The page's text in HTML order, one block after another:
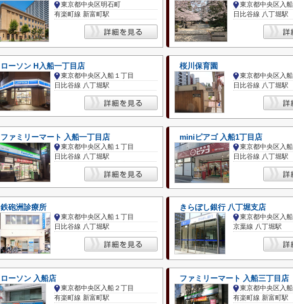
東京都中央区明石町
有楽町線 新富町駅
東京都中央区入
日比谷線 八丁堀駅
ローソン H入船一丁目店
東京都中央区入船１丁目
日比谷線 八丁堀駅
桜川保育園
東京都中央区入
日比谷線 八丁堀駅
ファミリーマート 入船一丁目店
東京都中央区入船１丁目
日比谷線 八丁堀駅
miniピアゴ 入船1丁目店
東京都中央区入
日比谷線 八丁堀駅
鉄砲洲診療所
東京都中央区入船１丁目
日比谷線 八丁堀駅
きらぼし銀行 八丁堀支店
東京都中央区入
京葉線 八丁堀駅
ローソン 入船店
東京都中央区入船２丁目
有楽町線 新富町駅
ファミリーマート 入船三丁目店
東京都中央区入
有楽町線 新富町駅